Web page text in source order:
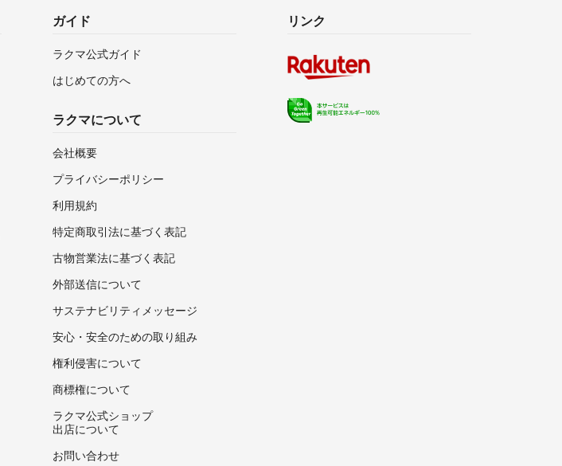
ガイド
ラクマ公式ガイド
はじめての方へ
ラクマについて
会社概要
プライバシーポリシー
利用規約
特定商取引法に基づく表記
古物営業法に基づく表記
外部送信について
サステナビリティメッセージ
安心・安全のための取り組み
権利侵害について
商標権について
ラクマ公式ショップ
出店について
お問い合わせ
リンク